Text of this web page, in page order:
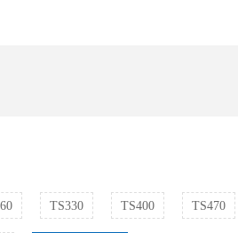
TS330 TS400 TS470